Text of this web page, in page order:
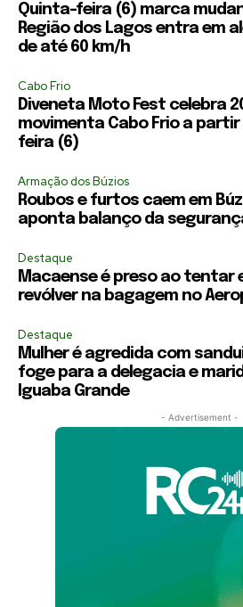
Quinta-feira (6) marca
Região dos Lagos entra em
de até 60 km/h
Cabo Frio
Diveneta Moto Fest celebra
movimenta Cabo Frio a
feira (6)
Armação dos Búzios
Roubos e furtos caem em
aponta balanço da
Destaque
Macaense é preso ao tentar
revólver na bagagem no
Destaque
Mulher é agredida com
foge para a delegacia e
Iguaba Grande
- Advertisement -